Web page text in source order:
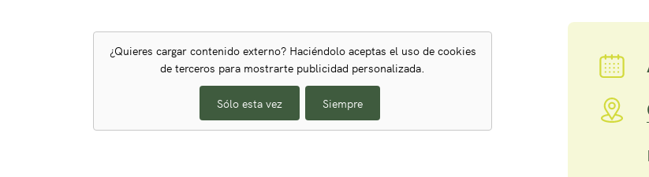
¿Quieres cargar contenido externo? Haciéndolo aceptas el uso de cookies
de terceros para mostrarte publicidad personalizada.
Sólo esta vez Siempre